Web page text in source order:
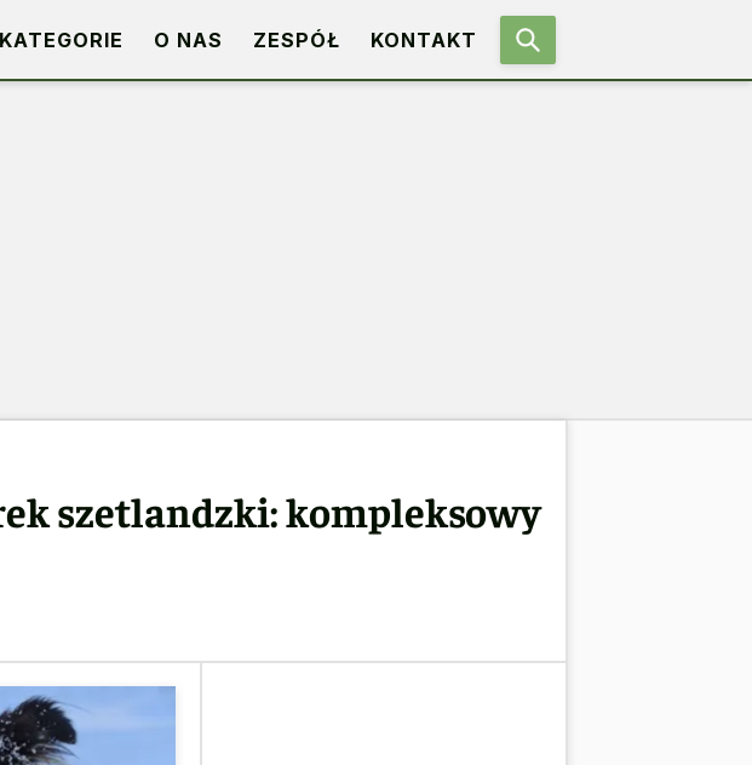
KATEGORIE O NAS ZESPÓŁ KONTAKT
szetlandzki: kompleksowy